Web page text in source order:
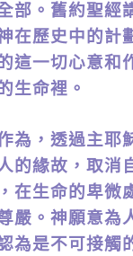
部。舊約聖經
在歷史中的計
這一切心意和
生命裡。
，透過主耶
的緣故，取消
在生命的卑微
嚴。神願意為
為是不可接觸